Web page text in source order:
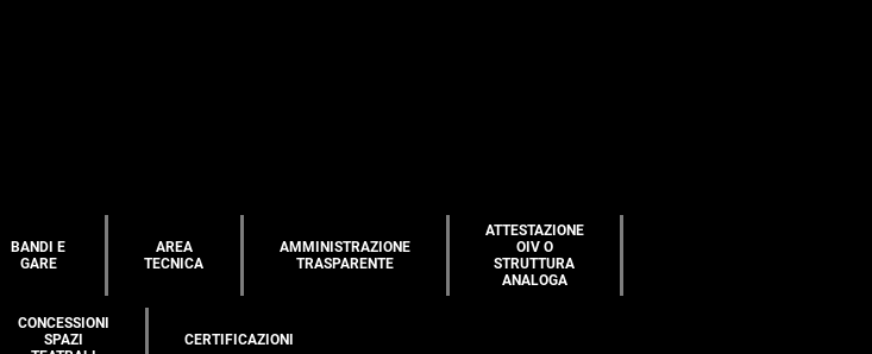
BANDI E
GARE
AREA
TECNICA
AMMINISTRAZIONE
TRASPARENTE
ATTESTAZIONE
OIV O
STRUTTURA
ANALOGA
CONCESSIONI
SPAZI
CERTIFICAZIONI